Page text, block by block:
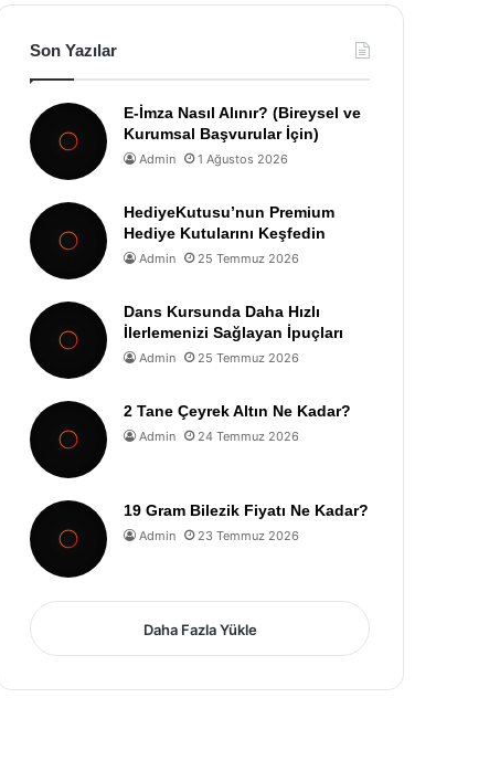
Son Yazılar
E-İmza Nasıl Alınır? (Bireysel ve
Kurumsal Başvurular İçin)
Admin 1 Ağustos 2026
HediyeKutusu’nun Premium
Hediye Kutularını Keşfedin
Admin 25 Temmuz 2026
Dans Kursunda Daha Hızlı
İlerlemenizi Sağlayan İpuçları
Admin 25 Temmuz 2026
2 Tane Çeyrek Altın Ne Kadar?
Admin 24 Temmuz 2026
19 Gram Bilezik Fiyatı Ne Kadar?
Admin 23 Temmuz 2026
Daha Fazla Yükle